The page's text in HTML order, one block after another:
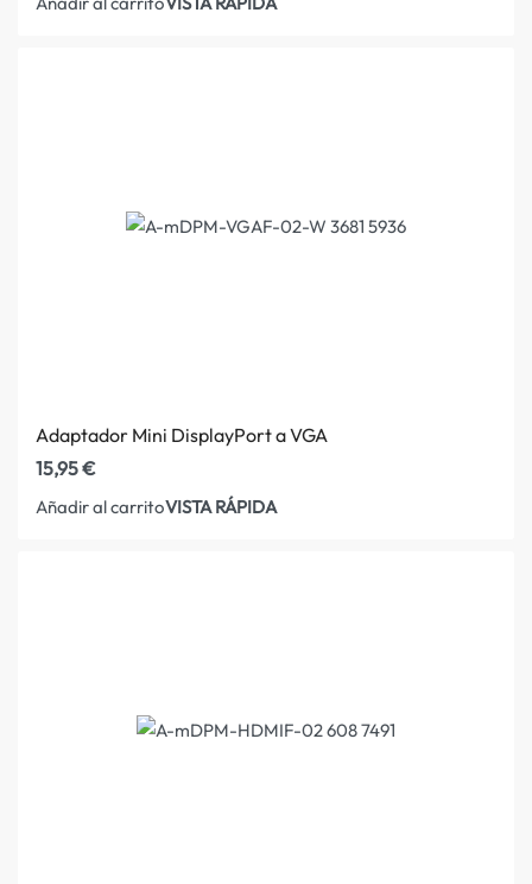
Adaptador Mini DisplayPort a VGA
15,95€
Añadir al carritoVISTA RÁPIDA